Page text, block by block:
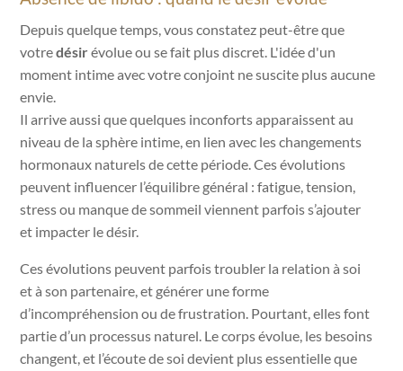
Depuis quelque temps, vous constatez peut-être que
votredésirévolue ou se fait plus discret. L'idée d'un
moment intime avec votre conjoint ne suscite plus aucune
envie.
Il arrive aussi que quelques inconforts apparaissent au
niveau de la sphère intime, en lien avec les changements
hormonaux naturels de cette période. Ces évolutions
peuvent influencer l’équilibre général : fatigue, tension,
stress ou manque de sommeil viennent parfois s’ajouter
et impacter le désir.
Ces évolutions peuvent parfois troubler la relation à soi
et à son partenaire, et générer une forme
d’incompréhension ou de frustration. Pourtant, elles font
partie d’un processus naturel. Le corps évolue, les besoins
changent, et l’écoute de soi devient plus essentielle que